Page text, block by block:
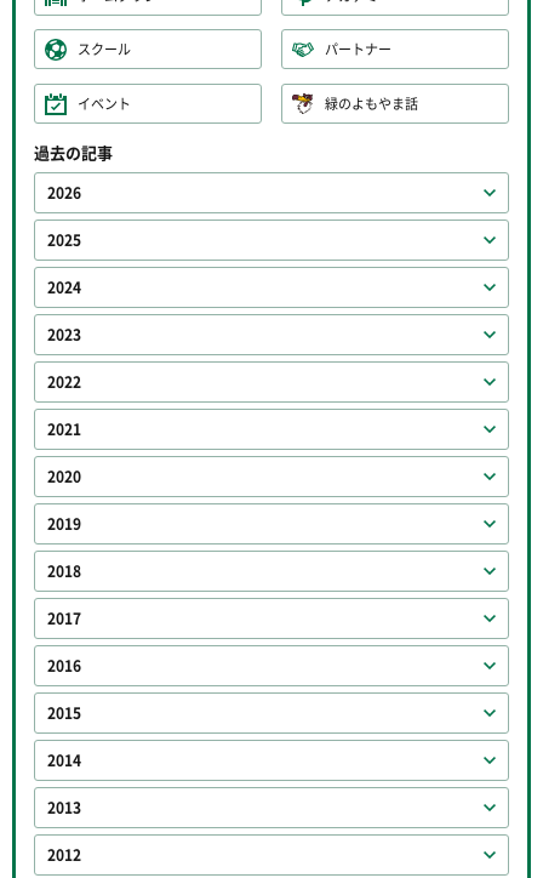
スクール パートナー
イベント 緑のよもやま話
過去の記事
2026
2025
2024
2023
2022
2021
2020
2019
2018
2017
2016
2015
2014
2013
2012